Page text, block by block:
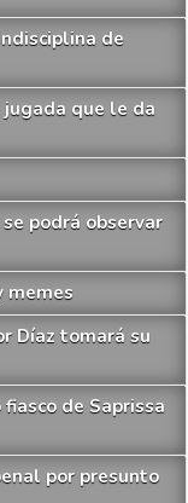
de
jugada que le da
podrá observar
memes
Díaz tomará su
de Saprissa
por presunto